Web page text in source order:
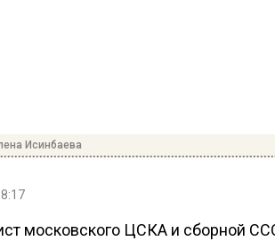
Исинбаева
московского ЦСКА и сборной